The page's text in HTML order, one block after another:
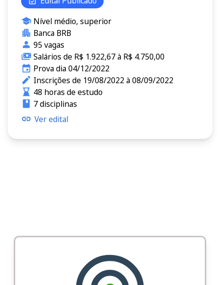
Nível médio, superior
Banca BRB
95 vagas
Salários de R$ 1.922,67 à R$ 4.750,00
Prova dia 04/12/2022
Inscrições de 19/08/2022 à 08/09/2022
48 horas de estudo
7 disciplinas
Ver edital